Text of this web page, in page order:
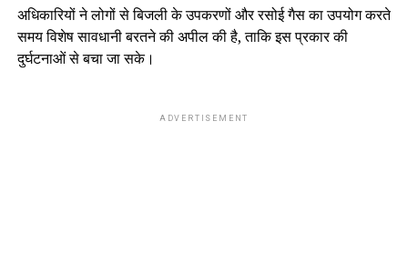
अधिकारियों ने लोगों से बिजली के उपकरणों और रसोई गैस का उपयोग करते
समय विशेष सावधानी बरतने की अपील की है, ताकि इस प्रकार की
दुर्घटनाओं से बचा जा सके।
ADVERTISEMENT